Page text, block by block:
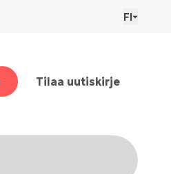
FI
Tilaa uutiskirje